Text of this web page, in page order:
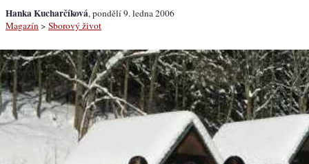
Hanka Kucharčíková, pondělí 9. ledna 2006
Magazín > Sborový život